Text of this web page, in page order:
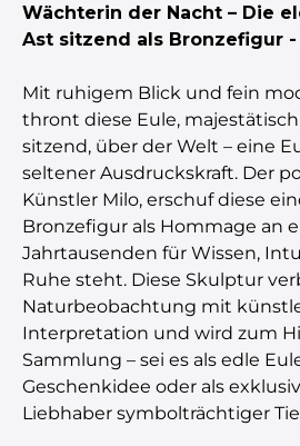
Wächterin der Nacht – Die
Ast sitzend als Bronzefigur
Mit ruhigem Blick und fein
thront diese Eule,
sitzend, über der Welt – eine
seltener Ausdruckskraft. Der
Künstler Milo, erschuf diese
Bronzefigur als Hommage an
Jahrtausenden für Wissen,
Ruhe steht. Diese Skulptur
Naturbeobachtung mit
Interpretation und wird zum
Sammlung – sei es als edle
Geschenkidee oder als
Liebhaber symbolträchtiger